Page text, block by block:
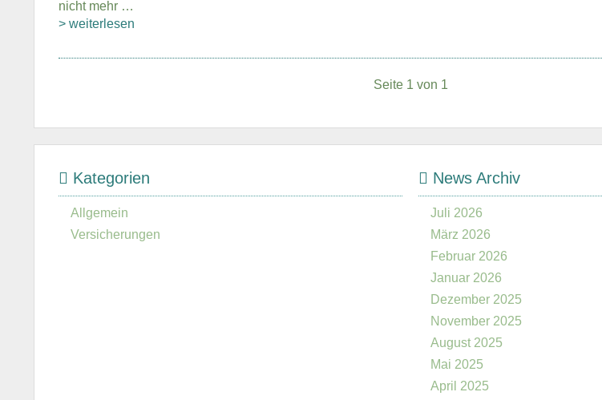
nicht mehr …
> weiterlesen
Seite 1 von 1
Kategorien
Allgemein
Versicherungen
News Archiv
Juli 2026
März 2026
Februar 2026
Januar 2026
Dezember 2025
November 2025
August 2025
Mai 2025
April 2025